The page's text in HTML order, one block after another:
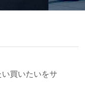
買いたいをサ